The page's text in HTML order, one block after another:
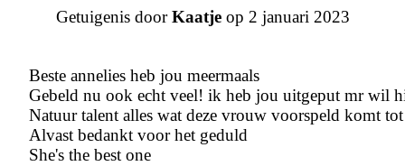
Getuigenis doorKaatje op 2 januari 2023
Beste annelies heb jou meermaals
Gebeld nu ook echt veel! ik heb jou uitgeput mr wil
Natuur talent alles wat deze vrouw voorspeld komt
Alvast bedankt voor het geduld
She's the best one